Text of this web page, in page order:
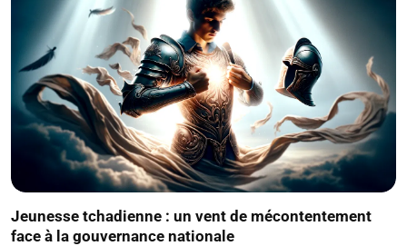
Jeunesse tchadienne : un vent de mécontentement
face à la gouvernance nationale